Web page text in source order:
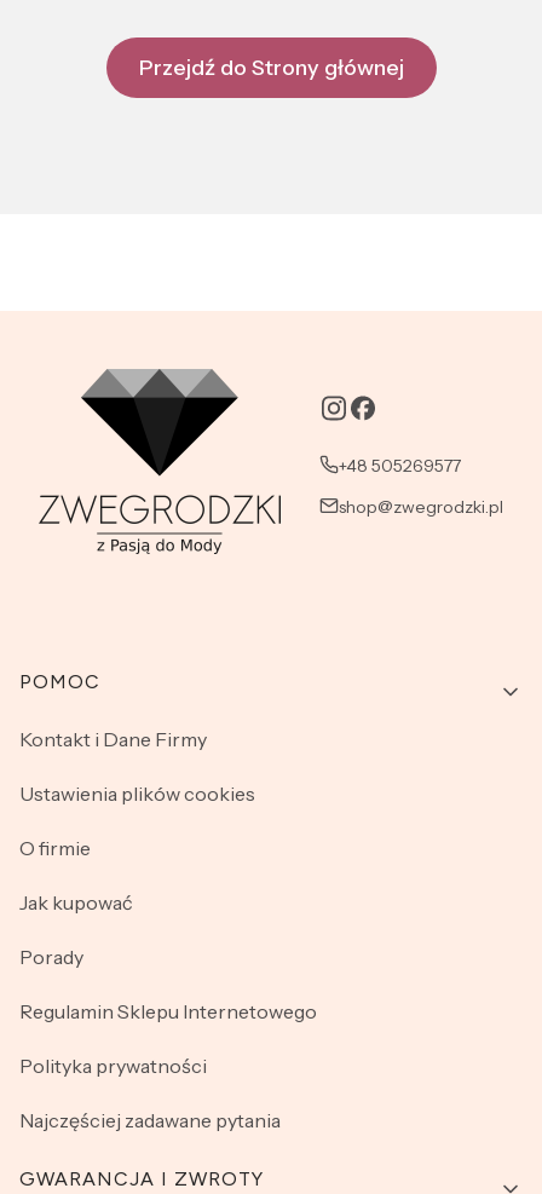
Przejdź do Strony głównej
+48 505269577
shop@zwegrodzki.pl
Linki w stopce
POMOC
Kontakt i Dane Firmy
Ustawienia plików cookies
O firmie
Jak kupować
Porady
Regulamin Sklepu Internetowego
Polityka prywatności
Najczęściej zadawane pytania
GWARANCJA I ZWROTY